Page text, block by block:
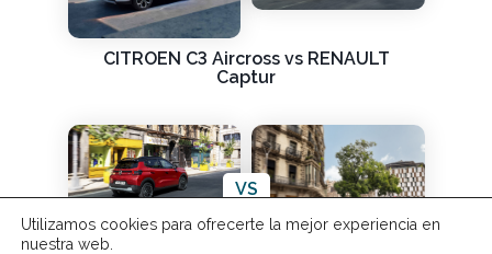
CITROEN C3 Aircross vs RENAULT
Captur
VS
Utilizamos cookies para ofrecerte la mejor experiencia en
nuestra web.